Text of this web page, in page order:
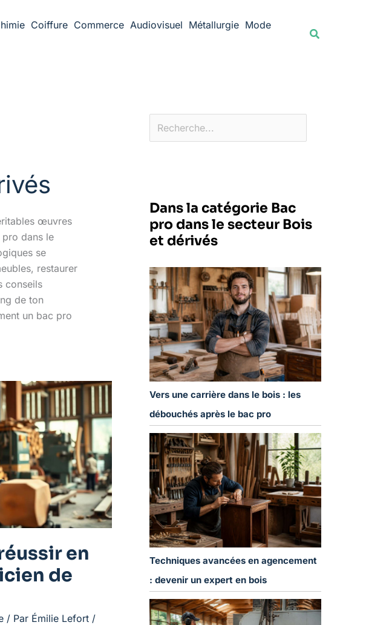
Coiffure Commerce Audiovisuel Métallurgie Mode
œuvres
dans le
se
restaurer
conseils
de ton
un bac pro
en
de
/ Par Émilie Lefort /
Dans la catégorie Bac
pro dans le secteur Bois
et dérivés
Vers une carrière dans le bois : les
débouchés après le bac pro
Techniques avancées en agencement
: devenir un expert en bois